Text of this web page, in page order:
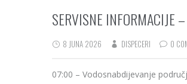
SERVISNE
8 JUNA 2026 DISPECERI 0
07:00 – Vodosnabdijevanje